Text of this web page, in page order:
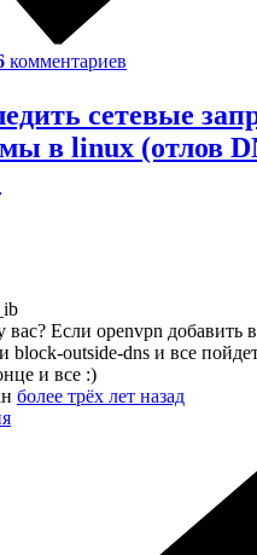
комментариев
сетевые
в linux (отлов
вас? Если openvpn добавить
block-outside-dns и все
и все :)
более трёх лет назад